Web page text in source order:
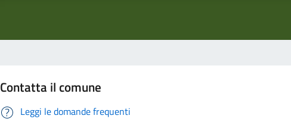
Contatta il comune
Leggi le domande frequenti